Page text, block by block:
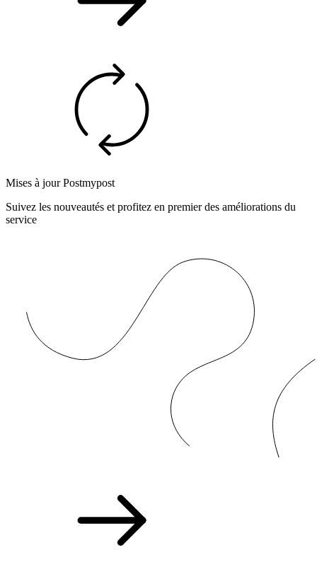
Mises à jour Postmypost
Suivez les nouveautés et profitez en premier des améliorations du
service